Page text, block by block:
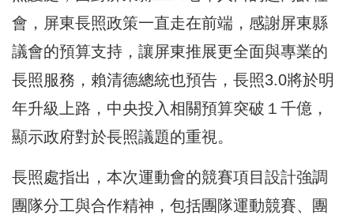
會，屏東長照政策一直走在前端，感謝屏東縣
議會的預算支持，讓屏東推展更全面與專業的
長照服務，賴清德總統也預告，長照3.0將於明
年升級上路，中央投入相關預算突破１千億，
顯示政府對於長照議題的重視。
長照處指出，本次運動會的競賽項目設計強調
團隊分工與合作精神，包括團隊運動競賽、團